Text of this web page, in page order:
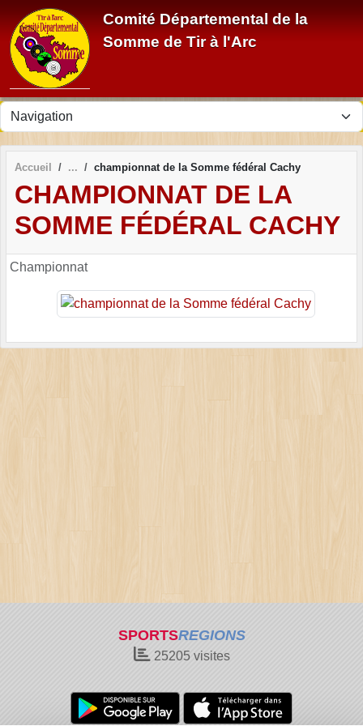
Comité Départemental de la
Somme de Tir à l'Arc
Accueil championnat de la Somme fédéral Cachy
CHAMPIONNAT DE LA
SOMME FÉDÉRAL CACHY
Championnat
SPORTSREGIONS
25205visites
Panneau de gestion des cookies